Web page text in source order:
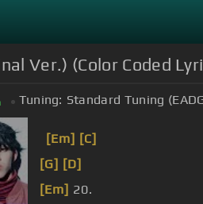
Ver.) (Color Coded
Tuning: Standard Tuning
[Em] [C]
[G] [D]
[Em] 20.